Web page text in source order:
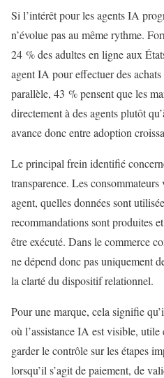
Si l’intérêt pour les agents IA
n’évolue pas au même rythme.
24 % des adultes en ligne aux
agent IA pour effectuer des
parallèle, 43 % pensent que les
directement à des agents plutôt
avance donc entre adoption
Le principal frein identifié
transparence. Les
agent, quelles données sont
recommandations sont produites
être exécuté. Dans le commerce
ne dépend donc pas uniquement
la clarté du dispositif relationnel.
Pour une marque, cela signifie
où l’assistance IA est visible,
garder le contrôle sur les étapes
lorsqu’il s’agit de paiement, de